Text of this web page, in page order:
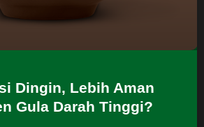
Dingin, Lebih Aman
Gula Darah Tinggi?